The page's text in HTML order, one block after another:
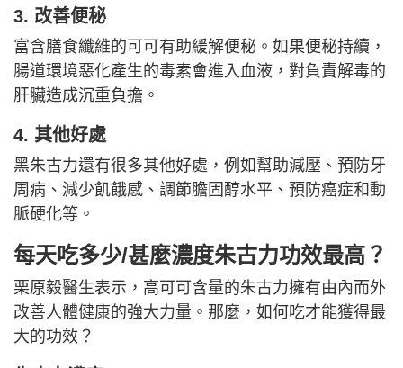
3. 改善便秘
富含膳食纖維的可可有助緩解便秘。如果便秘持續，
腸道環境惡化產生的毒素會進入血液，對負責解毒的
肝臟造成沉重負擔。
4. 其他好處
黑朱古力還有很多其他好處，例如幫助減壓、預防牙
周病、減少飢餓感、調節膽固醇水平、預防癌症和動
脈硬化等。
每天吃多少/甚麼濃度朱古力功效最高？
栗原毅醫生表示，高可可含量的朱古力擁有由內而外
改善人體健康的強大力量。那麼，如何吃才能獲得最
大的功效？